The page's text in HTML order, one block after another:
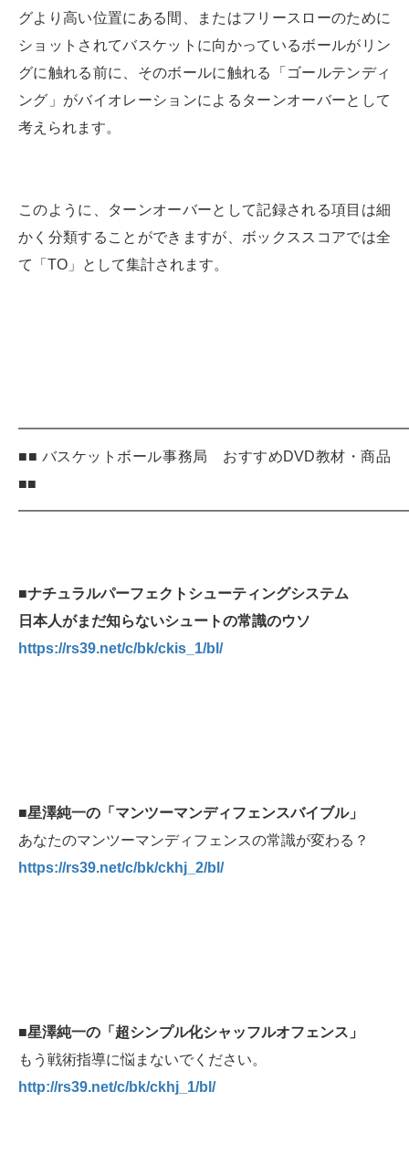
グより高い位置にある間、またはフリースローのために
ショットされてバスケットに向かっているボールがリン
グに触れる前に、そのボールに触れる「ゴールテンディ
ング」がバイオレーションによるターンオーバーとして
考えられます。
このように、ターンオーバーとして記録される項目は細
かく分類することができますが、ボックススコアでは全
て「TO」として集計されます。
■■ バスケットボール事務局 おすすめDVD教材・商品
■■
■ナチュラルパーフェクトシューティングシステム
日本人がまだ知らないシュートの常識のウソ
https://rs39.net/c/bk/ckis_1/bl/
■星澤純一の「マンツーマンディフェンスバイブル」
あなたのマンツーマンディフェンスの常識が変わる？
https://rs39.net/c/bk/ckhj_2/bl/
■星澤純一の「超シンプル化シャッフルオフェンス」
もう戦術指導に悩まないでください。
http://rs39.net/c/bk/ckhj_1/bl/